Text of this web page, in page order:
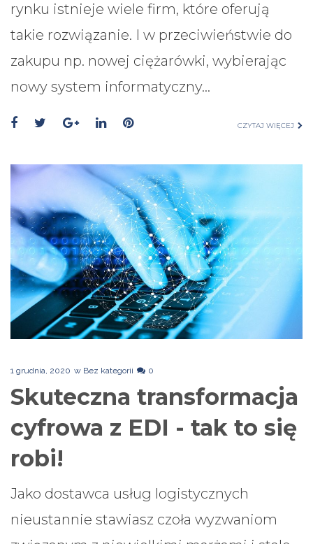
rynku istnieje wiele firm, które oferują
takie rozwiązanie. I w przeciwieństwie do
zakupu np. nowej ciężarówki, wybierając
nowy system informatyczny…
CZYTAJ WIĘCEJ
1 grudnia, 2020 w Bez kategorii 0
Skuteczna transformacja
cyfrowa z EDI - tak to się
robi!
Jako dostawca usług logistycznych
nieustannie stawiasz czoła wyzwaniom